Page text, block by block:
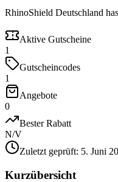
RhinoShield Deutschland
Aktive Gutscheine
1
Gutscheincodes
1
Angebote
0
Bester Rabatt
N/V
Zuletzt geprüft: 5. Juni
Kurzübersicht